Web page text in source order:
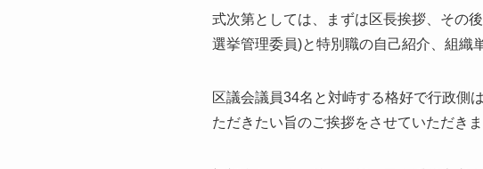
式次第としては、まずは区長挨拶、その
選挙管理委員)と特別職の自己紹介、組織
区議会議員34名と対峙する格好で行政側
ただきたい旨のご挨拶をさせていただき